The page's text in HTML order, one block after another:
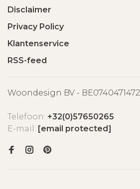
Disclaimer
Privacy Policy
Klantenservice
RSS-feed
Woondesign BV - BE0740471472
Telefoon: +32(0)57650265
E-mail: [email protected]